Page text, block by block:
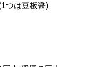
つは豆板醤)